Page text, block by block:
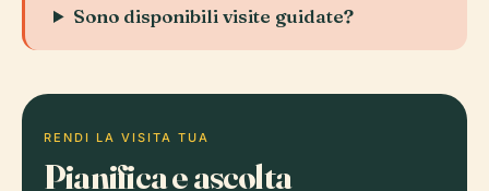
Sono disponibili visite guidate?
RENDI LA VISITA TUA
Pianifica e ascolta